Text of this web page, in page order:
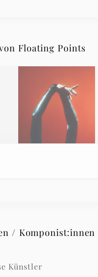
Floating Points
/ Komponist:innen
Künstler